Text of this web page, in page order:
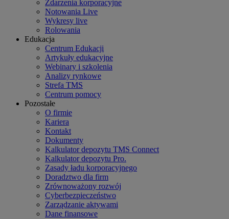
Zdarzenia korporacyjne
Notowania Live
Wykresy live
Rolowania
Edukacja
Centrum Edukacji
Artykuły edukacyjne
Webinary i szkolenia
Analizy rynkowe
Strefa TMS
Centrum pomocy
Pozostałe
O firmie
Kariera
Kontakt
Dokumenty
Kalkulator depozytu TMS Connect
Kalkulator depozytu Pro.
Zasady ładu korporacyjnego
Doradztwo dla firm
Zrównoważony rozwój
Cyberbezpieczeństwo
Zarządzanie aktywami
Dane finansowe